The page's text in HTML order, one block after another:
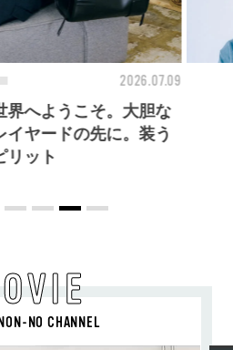
2026.07.09
界へようこそ。大胆な
イヤードの先に。装う
リット
NO CHANNEL